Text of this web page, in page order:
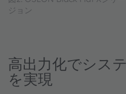
ジョン
高出力化でシス
を実現